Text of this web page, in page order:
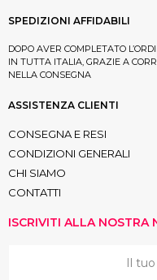
SPEDIZIONI AFFIDABILI
DOPO AVER COMPLETATO
IN TUTTA ITALIA, GRAZIE A
NELLA CONSEGNA
ASSISTENZA CLIENTI
CONSEGNA E RESI
CONDIZIONI GENERALI
CHI SIAMO
CONTATTI
ISCRIVITI ALLA NOSTRA